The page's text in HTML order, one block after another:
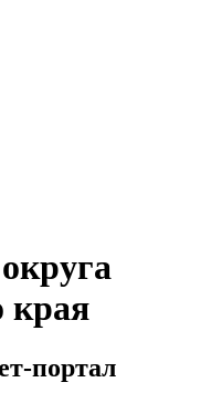
края
портал